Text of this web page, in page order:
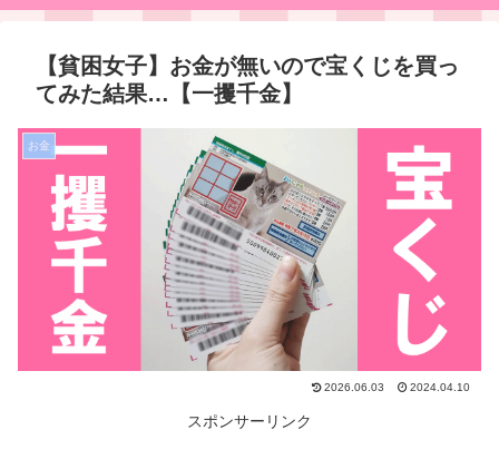
【貧困女子】お金が無いので宝くじを買っ
てみた結果…【一攫千金】
お金
2026.06.03 2024.04.10
スポンサーリンク